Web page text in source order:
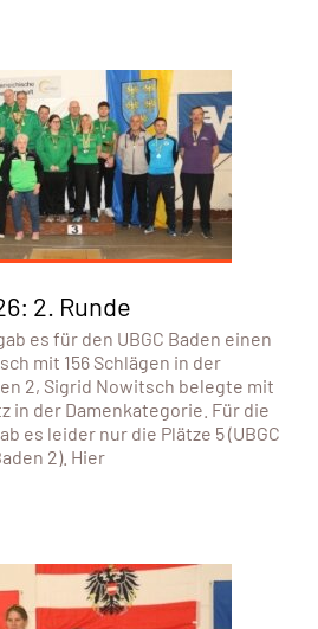
2. Runde
es für den UBGC Baden einen
mit 156 Schlägen in der
2, Sigrid Nowitsch belegte mit
in der Damenkategorie. Für die
es leider nur die Plätze 5 (UBGC
2). Hier